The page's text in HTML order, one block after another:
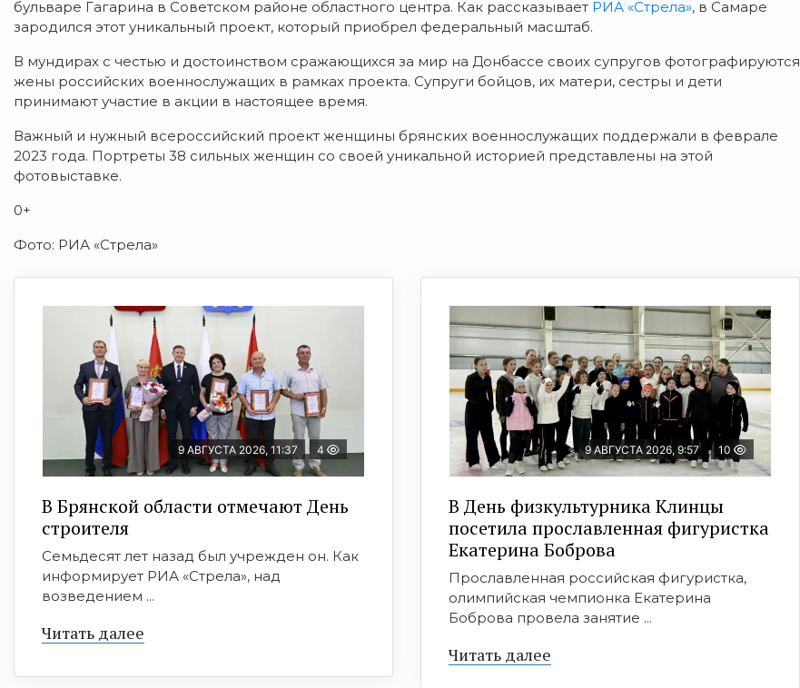
бульваре Гагарина в Советском районе областного центра. Как рассказывает РИА «Стрела», в Самаре
зародился этот уникальный проект, который приобрел федеральный масштаб.
В мундирах с честью и достоинством сражающихся за мир на Донбассе своих супругов фотографируются
жены российских военнослужащих в рамках проекта. Супруги бойцов, их матери, сестры и дети
принимают участие в акции в настоящее время.
Важный и нужный всероссийский проект женщины брянских военнослужащих поддержали в феврале
2023 года. Портреты 38 сильных женщин со своей уникальной историей представлены на этой
фотовыставке.
0+
Фото: РИА «Стрела»
9 АВГУСТА 2026, 11:37 4
В Брянской области отмечают День
строителя
Семьдесят лет назад был учрежден он. Как
информирует РИА «Стрела», над
возведением ...
Читать далее
9 АВГУСТА 2026, 9:57 10
В День физкультурника Клинцы
посетила прославленная фигуристка
Екатерина Боброва
Прославленная российская фигуристка,
олимпийская чемпионка Екатерина
Боброва провела занятие ...
Читать далее